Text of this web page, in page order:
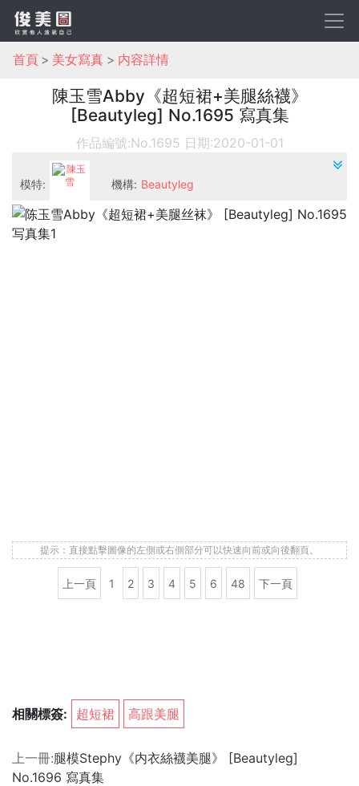
首頁 美女寫真 内容詳情
陳玉雪Abby《超短裙+美腿絲襪》
[Beautyleg] No.1695 寫真集
作品編號:No.1695 日期:2020-01-01
模特:
陳玉雪
機構: Beautyleg
提示：直接點擊圖像的左側或右側部分可以快速向前或向後翻頁。
上一頁 1 2 3 4 5 6 48 下一頁
相關標簽: 超短裙 高跟美腿
上一冊:腿模Stephy《内衣絲襪美腿》 [Beautyleg]
No.1696 寫真集